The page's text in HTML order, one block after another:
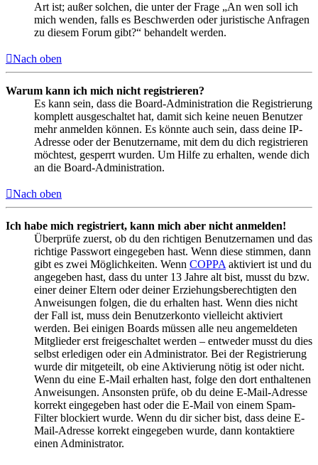
Art ist; außer solchen, die unter der Frage „An wen soll ich
mich wenden, falls es Beschwerden oder juristische Anfragen
zu diesem Forum gibt?“ behandelt werden.
Nach oben
Warum kann ich mich nicht registrieren?
Es kann sein, dass die Board-Administration die Registrierung
komplett ausgeschaltet hat, damit sich keine neuen Benutzer
mehr anmelden können. Es könnte auch sein, dass deine IP-
Adresse oder der Benutzername, mit dem du dich registrieren
möchtest, gesperrt wurden. Um Hilfe zu erhalten, wende dich
an die Board-Administration.
Nach oben
Ich habe mich registriert, kann mich aber nicht anmelden!
Überprüfe zuerst, ob du den richtigen Benutzernamen und das
richtige Passwort eingegeben hast. Wenn diese stimmen, dann
gibt es zwei Möglichkeiten. Wenn COPPA aktiviert ist und du
angegeben hast, dass du unter 13 Jahre alt bist, musst du bzw.
einer deiner Eltern oder deiner Erziehungsberechtigten den
Anweisungen folgen, die du erhalten hast. Wenn dies nicht
der Fall ist, muss dein Benutzerkonto vielleicht aktiviert
werden. Bei einigen Boards müssen alle neu angemeldeten
Mitglieder erst freigeschaltet werden – entweder musst du dies
selbst erledigen oder ein Administrator. Bei der Registrierung
wurde dir mitgeteilt, ob eine Aktivierung nötig ist oder nicht.
Wenn du eine E-Mail erhalten hast, folge den dort enthaltenen
Anweisungen. Ansonsten prüfe, ob du deine E-Mail-Adresse
korrekt eingegeben hast oder die E-Mail von einem Spam-
Filter blockiert wurde. Wenn du dir sicher bist, dass deine E-
Mail-Adresse korrekt eingegeben wurde, dann kontaktiere
einen Administrator.